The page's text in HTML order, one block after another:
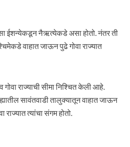
ईशन्येकडून नैऋत्येकडे असा होतो. नंतर ती
वाहात जाऊन पुढे गोवा राज्यात
गोवा राज्याची सीमा निश्चित केली आहे.
सावंतवाडी तालुक्यातून वाहात जाऊन
राज्यात त्यांचा संगम होतो.